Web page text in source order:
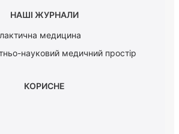
НАШІ ЖУРНАЛИ
медицина
науковий медичний простір
КОРИСНЕ